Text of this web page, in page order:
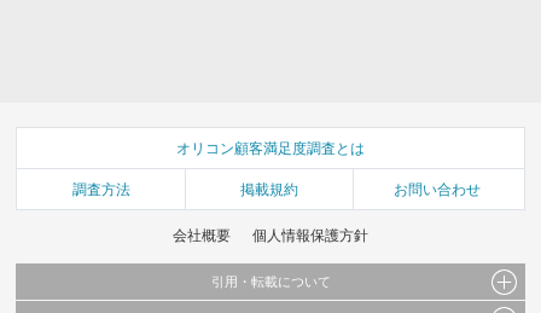
オリコン顧客満足度調査とは
調査方法 掲載規約 お問い合わせ
会社概要 個人情報保護方針
引用・転載について